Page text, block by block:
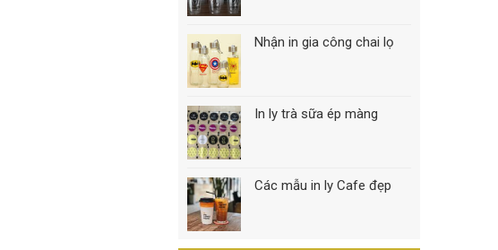
Nhận in gia công chai lọ
In ly trà sữa ép màng
Các mẫu in ly Cafe đẹp